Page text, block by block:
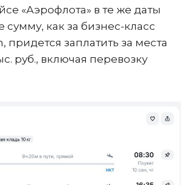
«Аэрофлота» в те же даты
сумму, как за бизнес-класс
придется заплатить за места
руб., включая перевозку